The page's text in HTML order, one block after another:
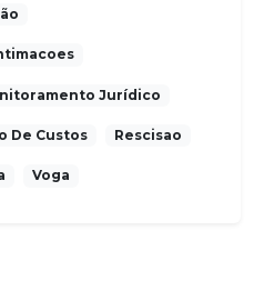
Jurídico
De Custos Rescisao
Voga